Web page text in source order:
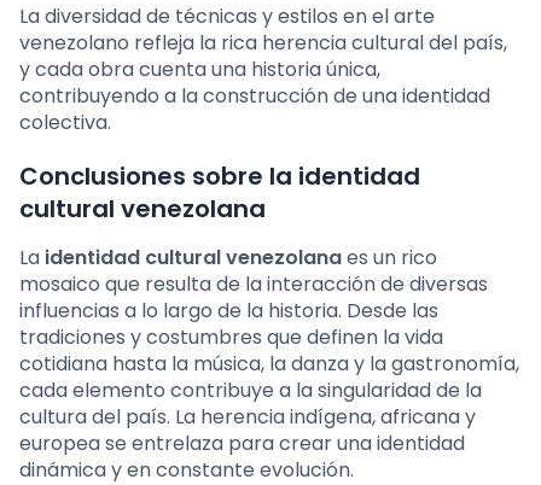
La diversidad de técnicas y estilos en el arte
venezolano refleja la rica herencia cultural del país,
y cada obra cuenta una historia única,
contribuyendo a la construcción de una identidad
colectiva.
Conclusiones sobre la identidad
cultural venezolana
La identidad cultural venezolanaes un rico
mosaico que resulta de la interacción de diversas
influencias a lo largo de la historia. Desde las
tradiciones y costumbres que definen la vida
cotidiana hasta la música, la danza y la gastronomía,
cada elemento contribuye a la singularidad de la
cultura del país. La herencia indígena, africana y
europea se entrelaza para crear una identidad
dinámica y en constante evolución.